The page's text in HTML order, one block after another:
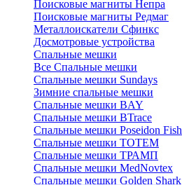
Поисковые магниты Непра
Поисковые магниты Редмаг
Металлоискатели Сфинкс
Досмотровые устройства
Спальные мешки
Все Спальные мешки
Спальные мешки Sundays
Зимние спальные мешки
Спальные мешки BAY
Спальные мешки BTrace
Спальные мешки Poseidon Fish
Спальные мешки ТОТЕМ
Спальные мешки ТРАМП
Cпальные мешки MedNovtex
Спальные мешки Golden Shark